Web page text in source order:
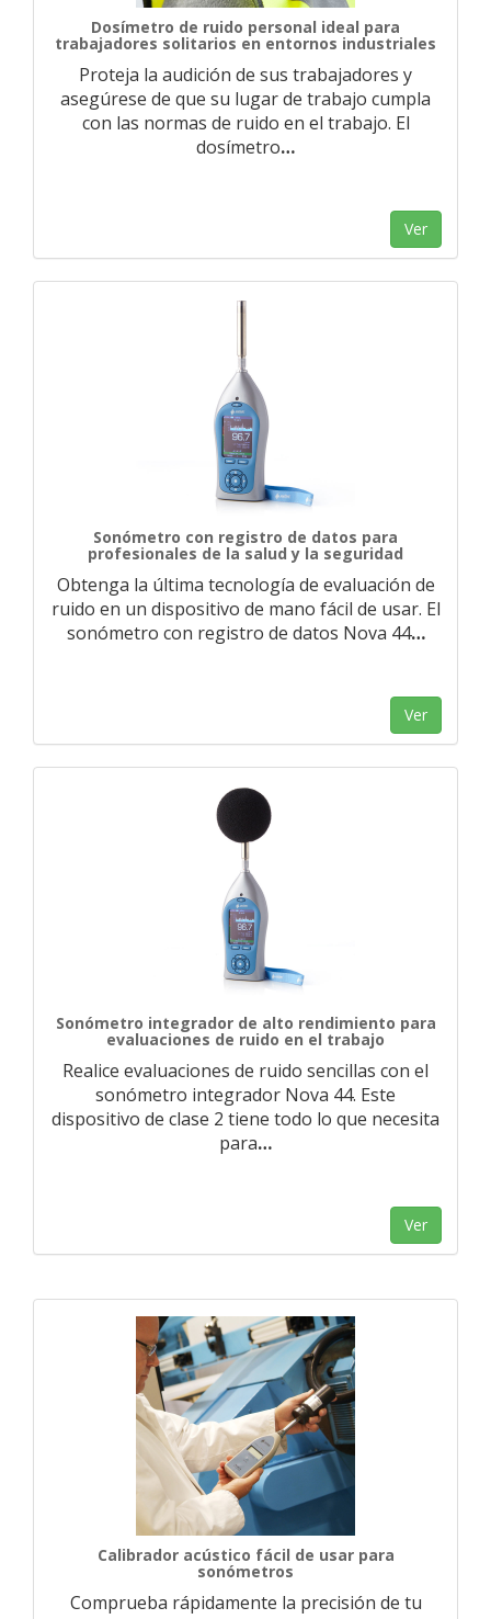
Dosímetro de ruido personal ideal para
trabajadores solitarios en entornos industriales
Proteja la audición de sus trabajadores y
asegúrese de que su lugar de trabajo cumpla
con las normas de ruido en el trabajo. El
dosímetro…
Ver
Sonómetro con registro de datos para
profesionales de la salud y la seguridad
Obtenga la última tecnología de evaluación de
ruido en un dispositivo de mano fácil de usar. El
sonómetro con registro de datos Nova 44…
Ver
Sonómetro integrador de alto rendimiento para
evaluaciones de ruido en el trabajo
Realice evaluaciones de ruido sencillas con el
sonómetro integrador Nova 44. Este
dispositivo de clase 2 tiene todo lo que necesita
para…
Ver
Calibrador acústico fácil de usar para
sonómetros
Comprueba rápidamente la precisión de tu